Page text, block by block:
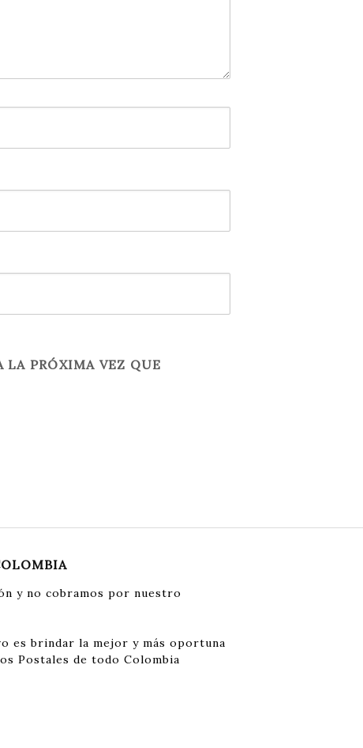
LA PRÓXIMA VEZ QUE
y no cobramos por nuestro
es brindar la mejor y más oportuna
Postales de todo Colombia